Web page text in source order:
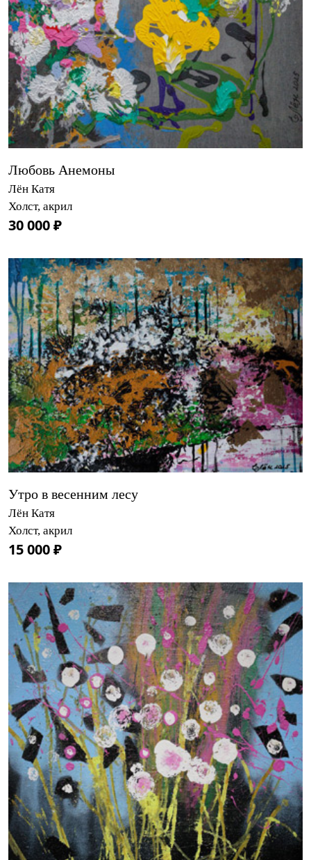
Любовь Анемоны
Лён Катя
Холст, акрил
30 000 ₽
Утро в весенним лесу
Лён Катя
Холст, акрил
15 000 ₽